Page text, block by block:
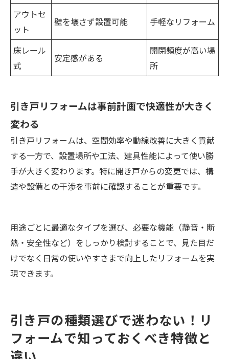
アウトセ
ット
壁を壊さず設置可能 手軽なリフォーム
床レール
式
安定感がある
開閉頻度が高い場
所
引き戸リフォームは事前計画で快適性が大きく
変わる
引き戸リフォームは、空間効率や動線改善に大きく貢献
する一方で、設置場所や工法、建具性能によって使い勝
手が大きく変わります。特に開き戸からの変更では、構
造や設備との干渉を事前に確認することが重要です。
用途ごとに最適なタイプを選び、必要な機能（静音・断
熱・安全性など）をしっかり検討することで、見た目だ
けでなく日常の使いやすさまで向上したリフォームを実
現できます。
引き戸の種類選びで迷わない！リ
フォームで知っておくべき特徴と